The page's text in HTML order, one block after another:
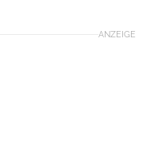
ANZEIGE